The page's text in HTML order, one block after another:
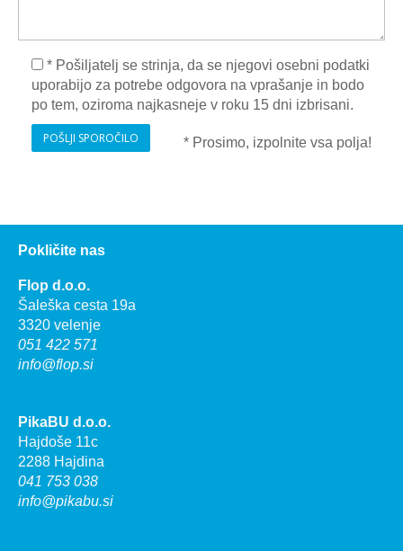
* Pošiljatelj se strinja, da se njegovi osebni podatki
uporabijo za potrebe odgovora na vprašanje in bodo
po tem, oziroma najkasneje v roku 15 dni izbrisani.
POŠLJI SPOROČILO * Prosimo, izpolnite vsa polja!
Pokličite nas
Flop d.o.o.
Šaleška cesta 19a
3320 velenje
051 422 571
info@flop.si
PikaBU d.o.o.
Hajdoše 11c
2288 Hajdina
041 753 038
info@pikabu.si